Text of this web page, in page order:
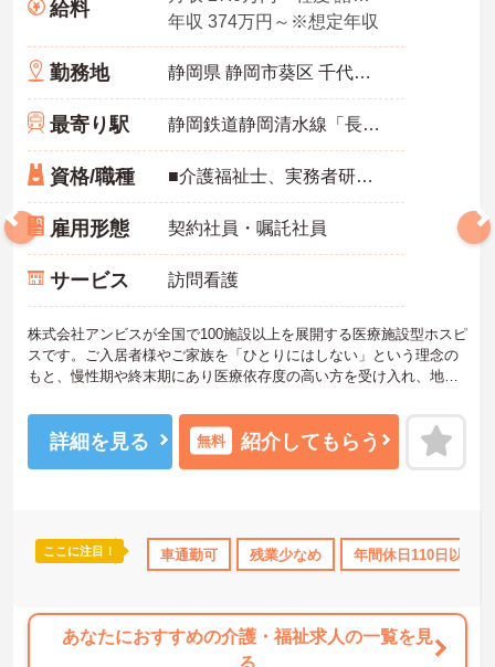
社会保険完備 退職金制度あり
給料
年収 374万円～※想定年収
勤務地 静岡県 静岡市葵区 千代田5-10-20
最寄り駅 静岡鉄道静岡清水線「長沼(静岡)駅」バス・車5分
資格/職種 ■介護福祉士、実務者研修、初任者研修 いずれか ※特養、老健、病院、有老などの実務経験1年以上ある方 ※身体介護の経験年以上ある方、機械浴の使用の経験のある方歓迎
雇用形態 契約社員・嘱託社員
サービス 訪問看護
株式会社アンビスが全国で100施設以上を展開する医療施設型ホスピ
スです。ご入居者様やご家族を「ひとりにはしない」という理念の
もと、慢性期や終末期にあり医療依存度の高い方を受け入れ、地域
護師が24時間常駐しています。急変時の対応や医療行為は看護師が
担当するため、初任者研修や実務者研修の方も食事介助や入浴介助
などの生活を支えるケアに専念できる環境です。多職種で情報を共
です。常勤スタッフの比率が90パーセントを超えているため急な勤
務変更が発生しにくく、あらかじめ決められた訪問予定表に沿って
ており、多職種と連携しながら専門性を着実に深めていける環境が
用意されています。
詳細を見る 無料 紹介してもらう
ここに注目！ 車通勤可 残業少なめ 年間休日110日以上
あなたにおすすめの介護・福祉求人の一覧を見
る